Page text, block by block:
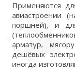
Применяются
авиастроении
поршней), и
арматур,
дешёвых
иногда